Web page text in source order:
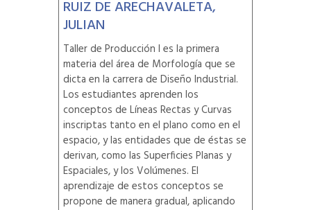
RUIZ DE ARECHAVALETA,
JULIAN
Taller de Producción I es la primera
materia del área de Morfología que se
dicta en la carrera de Diseño Industrial.
Los estudiantes aprenden los
conceptos de Líneas Rectas y Curvas
inscriptas tanto en el plano como en el
espacio, y las entidades que de éstas se
derivan, como las Superficies Planas y
Espaciales, y los Volúmenes. El
aprendizaje de estos conceptos se
propone de manera gradual, aplicando